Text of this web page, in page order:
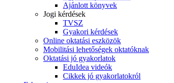
Ajánlott könyvek
Jogi kérdések
TVSZ
Gyakori kérdések
Online oktatási eszközök
Mobilitási lehetőségek oktatóknak
Oktatási jó gyakorlatok
EduIdea videók
Cikkek jó gyakorlatokról